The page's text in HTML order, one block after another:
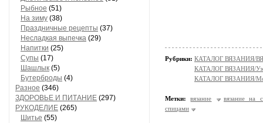
Рыбное (51)
На зиму (38)
Праздничные рецепты (37)
Несладкая выпечка (29)
Напитки (25)
Супы (17)
Шашлык (5)
Бутерброды (4)
Разное (346)
ЗДОРОВЬЕ И ПИТАНИЕ (297)
РУКОДЕЛИЕ (265)
Шитье (55)
Рубрики: КАТАЛОГ ВЯЗАНИЯ/
КАТАЛОГ ВЯЗАНИЯ/
КАТАЛОГ ВЯЗАНИЯ/
Метки: вязание
вязание на
спицами